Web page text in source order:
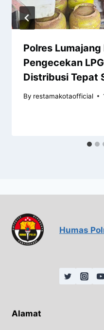
Polres
Pengecekan
Distribusi Tepat
By restamakotaofficial
Humas
Alamat